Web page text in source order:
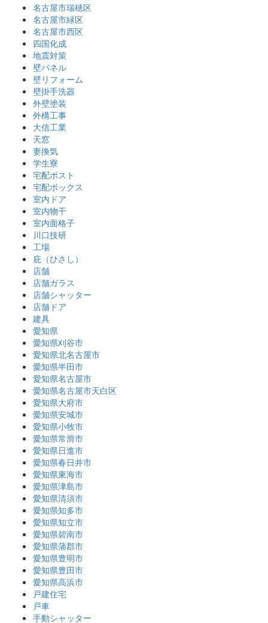
名古屋市瑞穂区
名古屋市緑区
名古屋市西区
四国化成
地震対策
壁パネル
壁リフォーム
壁掛手洗器
外壁塗装
外構工事
大信工業
天窓
妻換気
学生寮
宅配ポスト
宅配ボックス
室内ドア
室内物干
室内面格子
川口技研
工場
庇（ひさし）
店舗
店舗ガラス
店舗シャッター
店舗ドア
建具
愛知県
愛知県刈谷市
愛知県北名古屋市
愛知県半田市
愛知県名古屋市
愛知県名古屋市天白区
愛知県大府市
愛知県安城市
愛知県小牧市
愛知県常滑市
愛知県日進市
愛知県春日井市
愛知県東海市
愛知県津島市
愛知県清須市
愛知県知多市
愛知県知立市
愛知県碧南市
愛知県蒲郡市
愛知県豊明市
愛知県豊田市
愛知県高浜市
戸建住宅
戸車
手動シャッター